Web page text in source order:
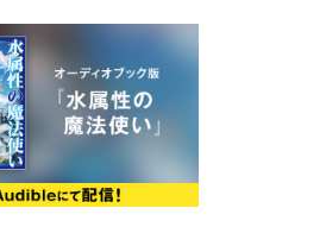
りた涼。王子の水魔法
流し、ほくほくとスイ
緒に訪問したりと距離
下から魔物の大群が出
、空から降ってき